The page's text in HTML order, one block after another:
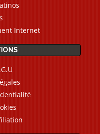
Internet